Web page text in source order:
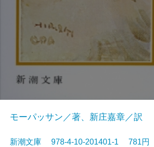
モーパッサン／著、新庄嘉章／訳
新潮文庫 978-4-10-201401-1 781円